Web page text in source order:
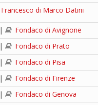
Francesco di Marco Datini
|
Fondaco di Avignone
|
Fondaco di Prato
|
Fondaco di Pisa
|
Fondaco di Firenze
|
Fondaco di Genova